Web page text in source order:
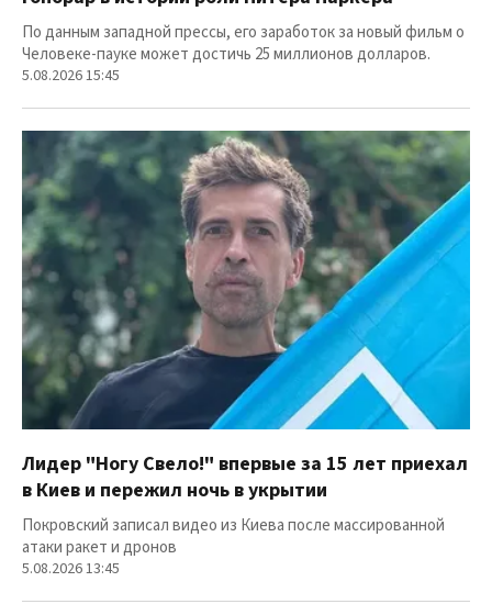
По данным западной прессы, его заработок за новый фильм о
Человеке-пауке может достичь 25 миллионов долларов.
5.08.2026 15:45
Лидер "Ногу Свело!" впервые за 15 лет приехал
в Киев и пережил ночь в укрытии
Покровский записал видео из Киева после массированной
атаки ракет и дронов
5.08.2026 13:45